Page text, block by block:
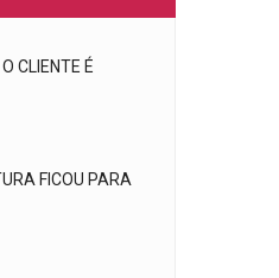
CLIENTE É
FICOU PARA